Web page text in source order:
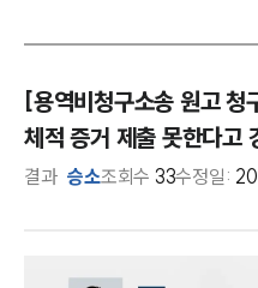
[용역비청구소송 원고
체적 증거 제출 못한다고
결과 승소조회수 33수정일: